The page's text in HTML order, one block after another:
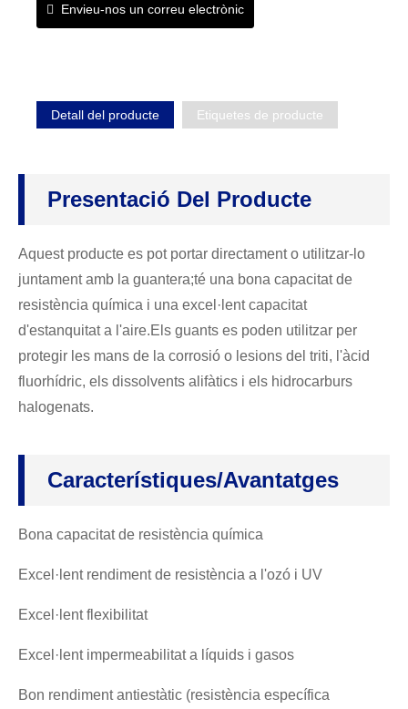
Envieu-nos un correu electrònic
Detall del producte Etiquetes de producte
Presentació Del Producte
Aquest producte es pot portar directament o utilitzar-lo
juntament amb la guantera;té una bona capacitat de
resistència química i una excel·lent capacitat
d'estanquitat a l'aire.Els guants es poden utilitzar per
protegir les mans de la corrosió o lesions del triti, l'àcid
fluorhídric, els dissolvents alifàtics i els hidrocarburs
halogenats.
Característiques/avantatges
Bona capacitat de resistència química
Excel·lent rendiment de resistència a l'ozó i UV
Excel·lent flexibilitat
Excel·lent impermeabilitat a líquids i gasos
Bon rendiment antiestàtic (resistència específica